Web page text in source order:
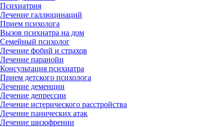
Психиатрия
Лечение галлюцинаций
Прием психолога
Вызов психиатра на дом
Семейный психолог
Лечение фобий и страхов
Лечение паранойи
Консультация психиатра
Прием детского психолога
Лечение деменции
Лечение депрессии
Лечение истерического расстройства
Лечение панических атак
Лечение шизофрении